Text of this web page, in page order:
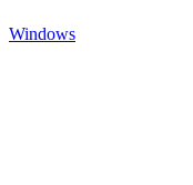
Windows